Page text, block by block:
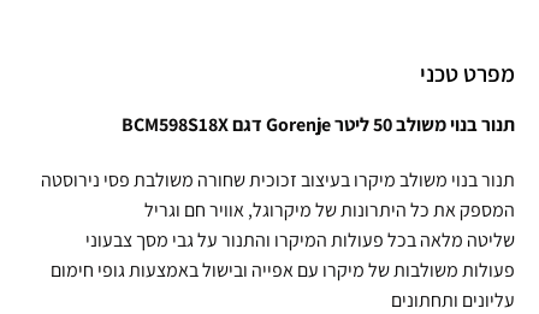
מפרט טכני
תנור בנוי משולב 50 ליטר Gorenje דגם BCM598S18X
תנור בנוי משולב מיקרו בעיצוב זכוכית שחורה משולבת פסי נירוסטה
המספק את כל היתרונות של מיקרוגל, אוויר חם וגריל
שליטה מלאה בכל פעולות המיקרו והתנור על גבי מסך צבעוני
פעולות משולבות של מיקרו עם אפייה ובישול באמצעות גופי חימום
עליונים ותחתונים